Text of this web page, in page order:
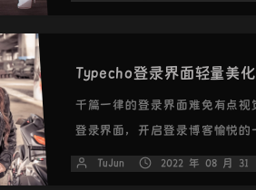
Typecho登录界面轻量美化
千篇一律的登录界面难免有点
登录界面，开启登录博客愉悦的
TuJun 2022 年 08 月 31